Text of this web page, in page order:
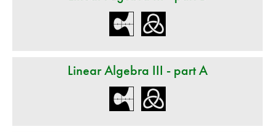
Linear Algebra III - part A